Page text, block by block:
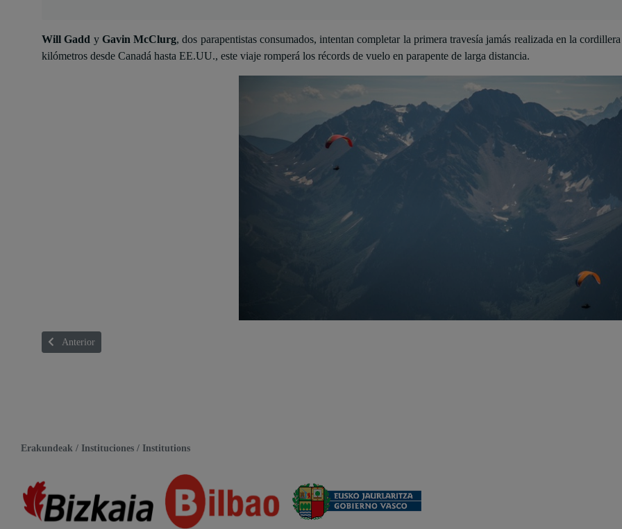
Will Gadd y Gavin McClurg, dos parapentistas consumados, intentan completar la primera travesía jamás realizada en la
kilómetros desde Canadá hasta EE.UU., este viaje romperá los récords de vuelo en parapente de larga distancia.
Artículo anterior: THE COAST
Anterior
Erakundeak / Instituciones / Institutions